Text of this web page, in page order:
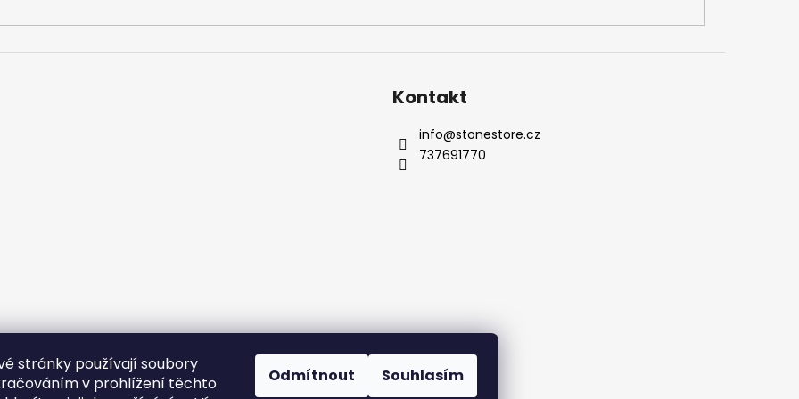
stránky používají soubory
v prohlížení těchto
Odmítnout Souhlasím
Kontakt
info@stonestore.cz
737691770
podmínky Podmínky ochrany osobních údajů Velkoobchod Kontakty